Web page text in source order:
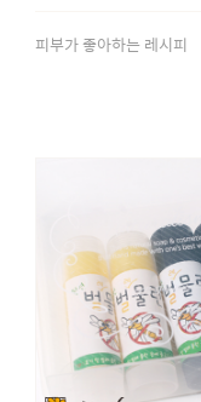
피부가 좋아하는 레시피